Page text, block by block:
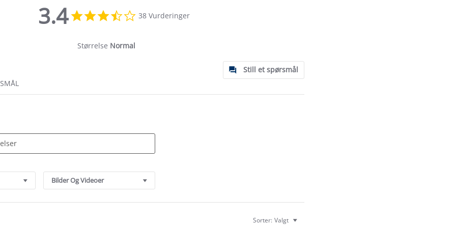
3.4
star
38 Vurderinger
Størrelse Normal
Still et spørsmål
Bilder Og Videoer
Sorter: Valgt